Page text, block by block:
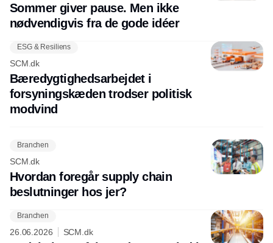
Sommer giver pause. Men ikke
nødvendigvis fra de gode idéer
ESG & Resiliens
SCM.dk
Bæredygtighedsarbejdet i
forsyningskæden trodser politisk
modvind
Branchen
SCM.dk
Hvordan foregår supply chain
beslutninger hos jer?
Branchen
26.06.2026 SCM.dk